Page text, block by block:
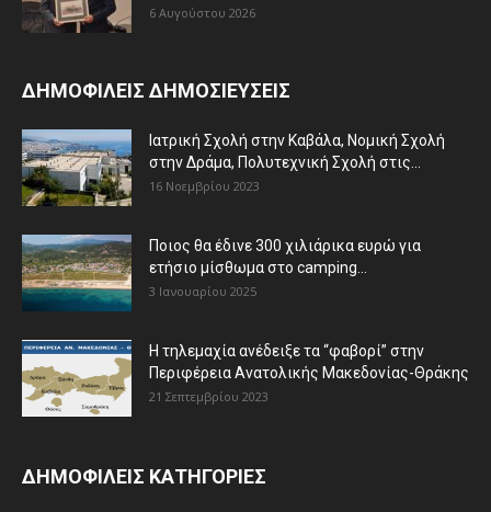
6 Αυγούστου 2026
ΔΗΜΟΦΙΛΕΙΣ ΔΗΜΟΣΙΕΥΣΕΙΣ
Ιατρική Σχολή στην Καβάλα, Νομική Σχολή
στην Δράμα, Πολυτεχνική Σχολή στις...
16 Νοεμβρίου 2023
Ποιος θα έδινε 300 χιλιάρικα ευρώ για
ετήσιο μίσθωμα στο camping...
3 Ιανουαρίου 2025
Η τηλεμαχία ανέδειξε τα “φαβορί” στην
Περιφέρεια Ανατολικής Μακεδονίας-Θράκης
21 Σεπτεμβρίου 2023
ΔΗΜΟΦΙΛΕΙΣ ΚΑΤΗΓΟΡΙΕΣ